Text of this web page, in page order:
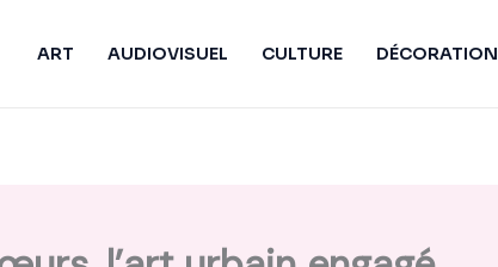
ART AUDIOVISUEL CULTURE DÉCORATION